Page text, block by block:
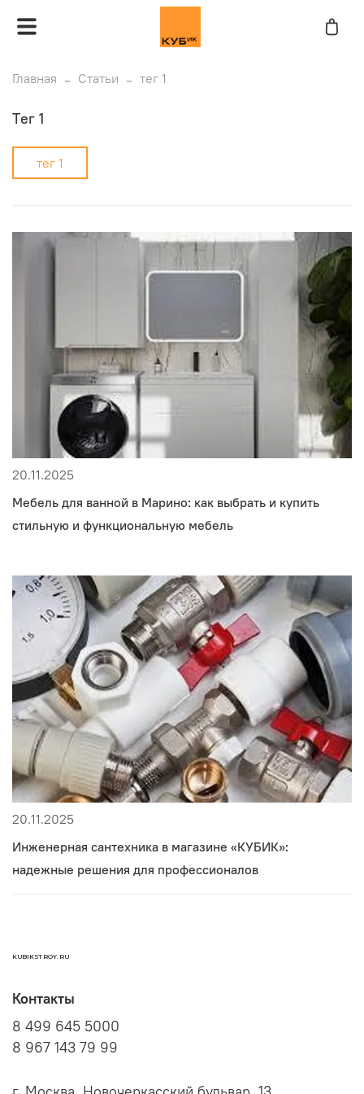
Главная Статьи тег 1
тег 1
тег 1
20.11.2025
Мебель для ванной в Марино: как выбрать и купить
стильную и функциональную мебель
20.11.2025
Инженерная сантехника в магазине «КУБИК»:
надежные решения для профессионалов
KUBIKSTROY.RU
Контакты
8 499 645 5000
8 967 143 79 99